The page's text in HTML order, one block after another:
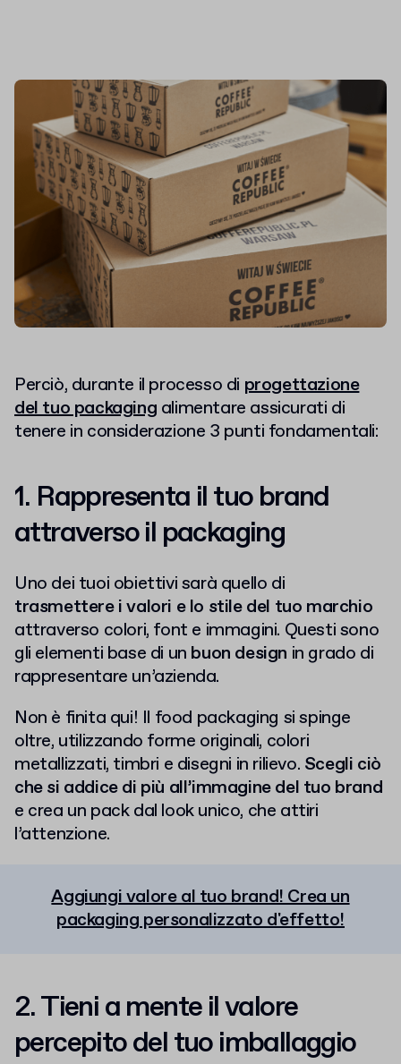
Perciò, durante il processo di progettazione
del tuo packaging alimentare assicurati di
tenere in considerazione 3 punti fondamentali:
1. Rappresenta il tuo brand
attraverso il packaging
Uno dei tuoi obiettivi sarà quello di
trasmettere i valori e lo stile del tuo marchio
attraverso colori, font e immagini. Questi sono
gli elementi base di un buon design in grado di
rappresentare un’azienda.
Non è finita qui! Il food packaging si spinge
oltre, utilizzando forme originali, colori
metallizzati, timbri e disegni in rilievo. Scegli ciò
che si addice di più all’immagine del tuo brand
e crea un pack dal look unico, che attiri
l’attenzione.
Aggiungi valore al tuo brand! Crea un
packaging personalizzato d'effetto!
2. Tieni a mente il valore
percepito del tuo imballaggio